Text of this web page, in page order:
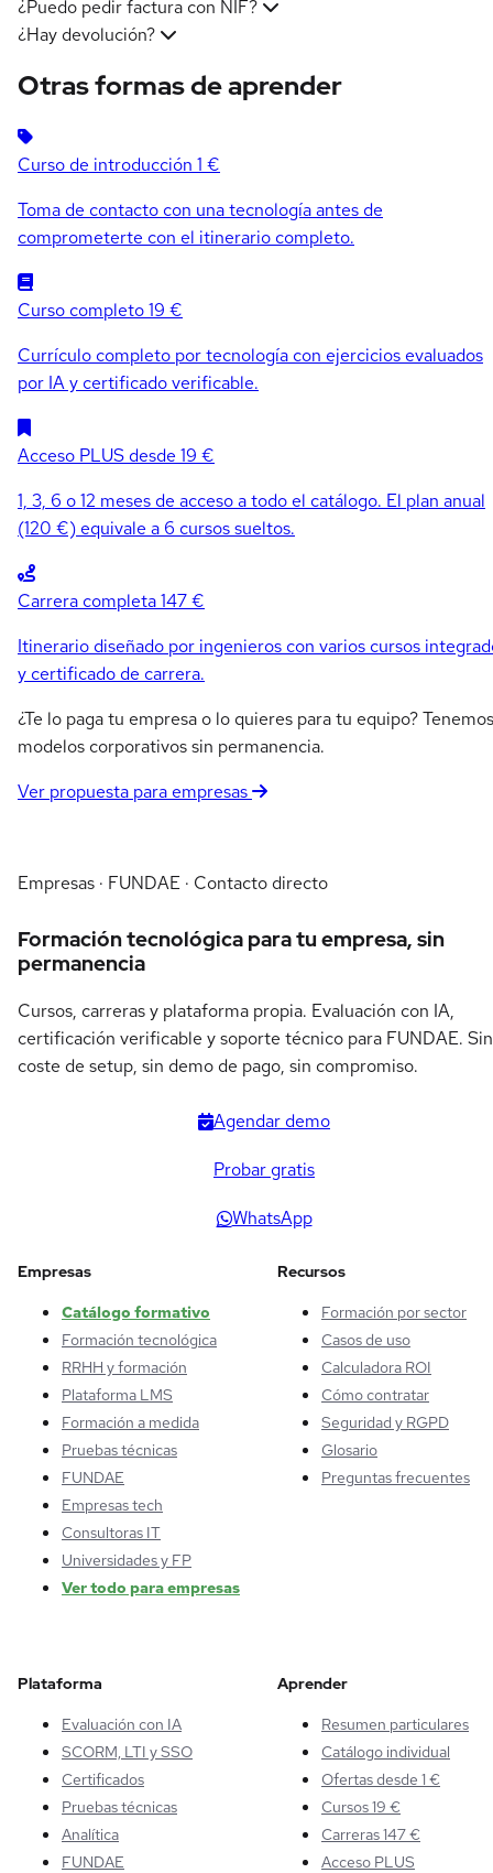
¿Puedo pedir factura con NIF?
¿Hay devolución?
Otras formas de aprender
Curso de introducción 1 €
Toma de contacto con una tecnología antes de
comprometerte con el itinerario completo.
Curso completo19 €
Currículo completo por tecnología con ejercicios evaluados
por IA y certificado verificable.
Acceso PLUS desde 19 €
1, 3, 6 o 12 meses de acceso a todo el catálogo. El plan anual
(120 €) equivale a 6 cursos sueltos.
Carrera completa147 €
Itinerario diseñado por ingenieros con varios cursos
y certificado de carrera.
¿Te lo paga tu empresa o lo quieres para tu equipo? Tenemos
modelos corporativos sin permanencia.
Ver propuesta para empresas
Empresas · FUNDAE · Contacto directo
Formación tecnológica para tu empresa, sin
permanencia
Cursos, carreras y plataforma propia. Evaluación con IA,
certificación verificable y soporte técnico para FUNDAE. Sin
coste de setup, sin demo de pago, sin compromiso.
Agendar demo
Probar gratis
WhatsApp
Empresas
Catálogo formativo
Formación tecnológica
RRHH y formación
Plataforma LMS
Formación a medida
Pruebas técnicas
FUNDAE
Empresas tech
Consultoras IT
Universidades y FP
Ver todo para empresas
Recursos
Formación por sector
Casos de uso
Calculadora ROI
Cómo contratar
Seguridad y RGPD
Glosario
Preguntas frecuentes
Plataforma
Evaluación con IA
SCORM, LTI y SSO
Certificados
Pruebas técnicas
Analítica
FUNDAE
Aprender
Resumen particulares
Catálogo individual
Ofertas desde 1 €
Cursos 19 €
Carreras 147 €
Acceso PLUS